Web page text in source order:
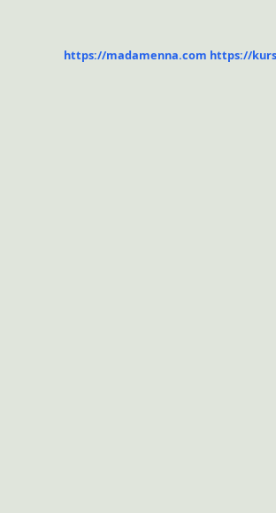
https://madamenna.com https://